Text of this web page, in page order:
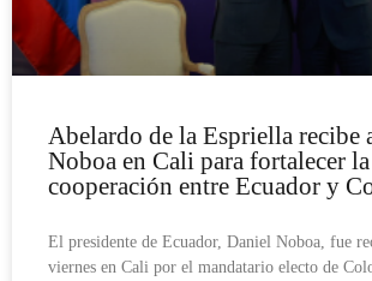
Abelardo de la Espriella recibe
Noboa en Cali para fortalecer la
cooperación entre Ecuador y
El presidente de Ecuador, Daniel Noboa, fue
viernes en Cali por el mandatario electo de